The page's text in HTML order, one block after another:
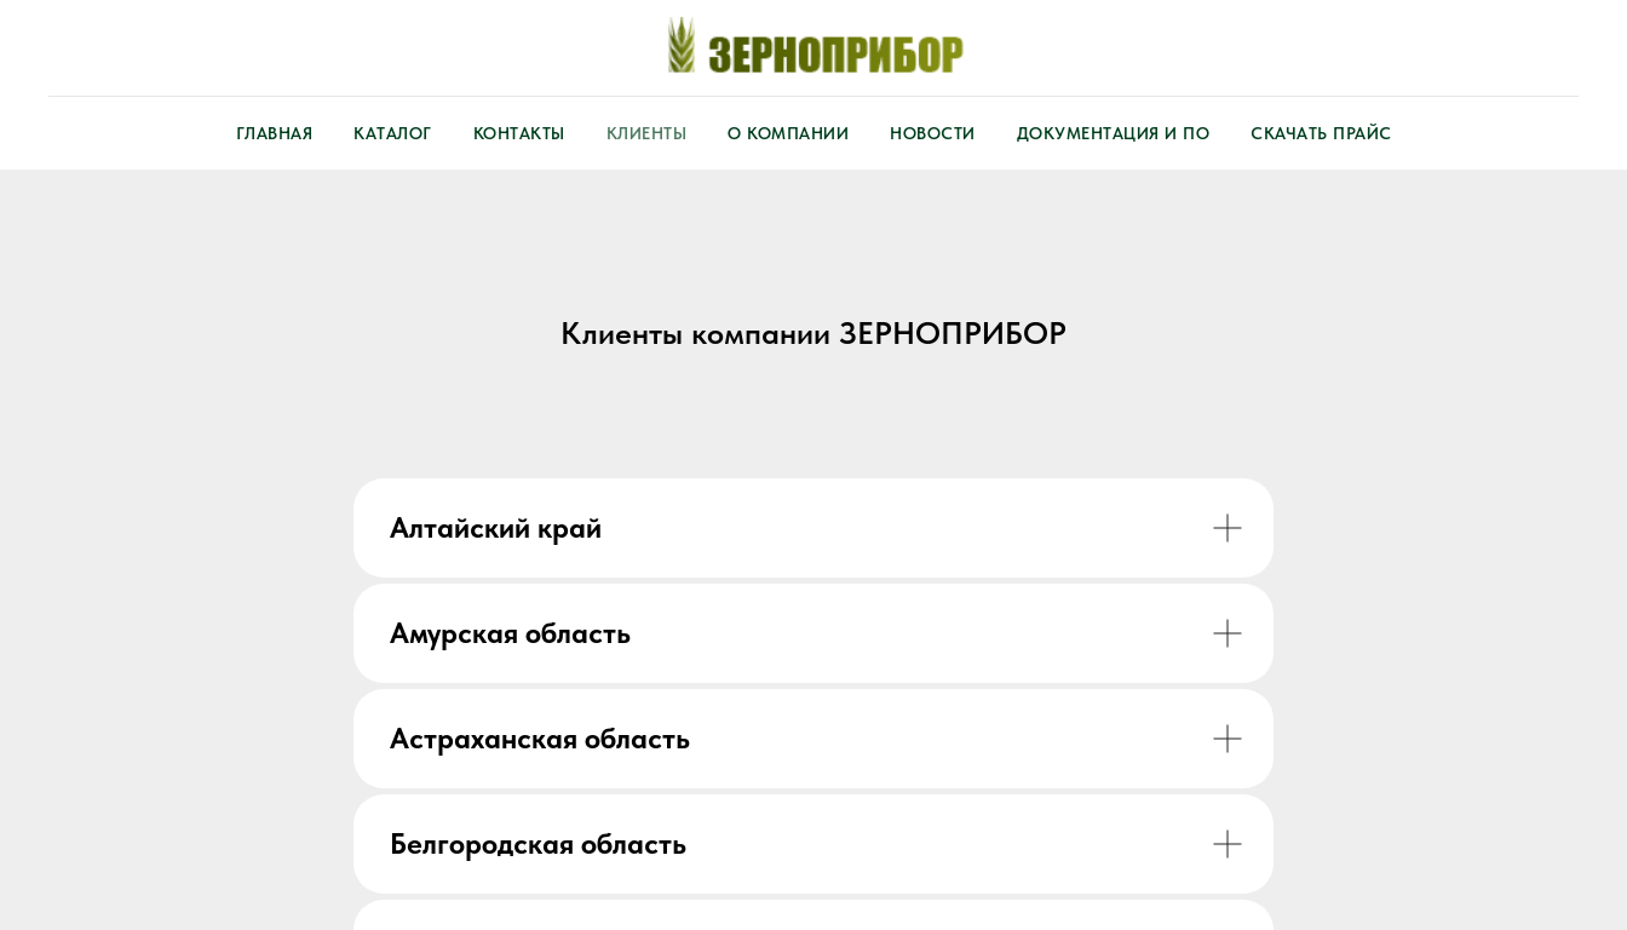
ГЛАВНАЯ КАТАЛОГ КОНТАКТЫ КЛИЕНТЫ О КОМПАНИИ НОВОСТИ ДОКУМЕНТАЦИЯ И ПО СКАЧАТЬ ПРАЙС
Клиенты компании ЗЕРНОПРИБОР
Алтайский край
Амурская область
Астраханская область
Белгородская область